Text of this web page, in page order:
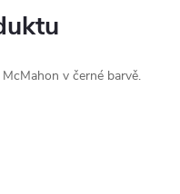
v černé barvě.